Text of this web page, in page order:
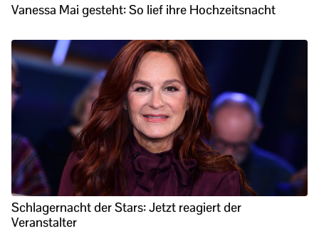
Vanessa Mai gesteht: So lief ihre Hochzeitsnacht
Schlagernacht der Stars: Jetzt reagiert der
Veranstalter